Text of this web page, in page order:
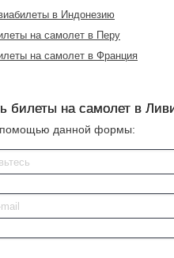
в Индонезию
на самолет в Перу
на самолет в Франция
билеты на самолет в
помощью данной формы: